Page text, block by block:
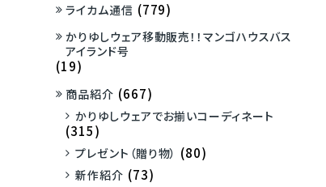
ライカム通信 (779)
かりゆしウェア移動販売！！マンゴハウスバス
アイランド号
(19)
商品紹介 (667)
かりゆしウェアでお揃いコーディネート
(315)
プレゼント（贈り物） (80)
新作紹介 (73)